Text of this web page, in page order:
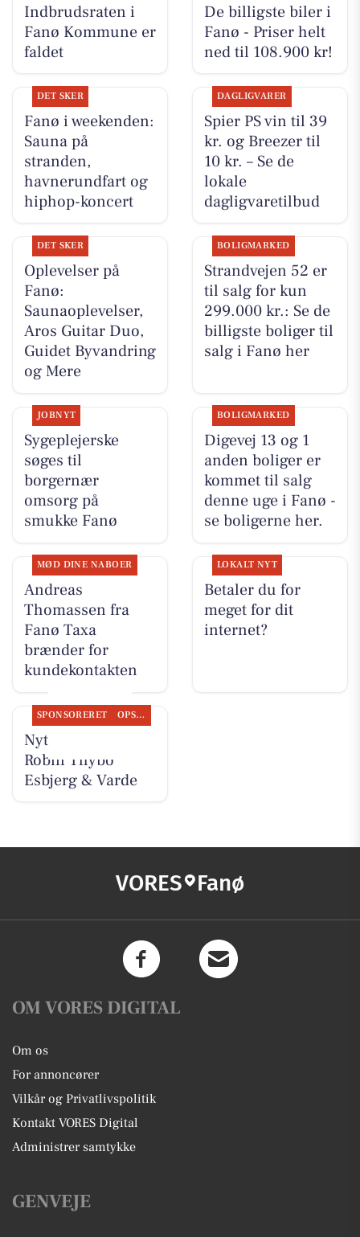
Indbrudsraten i
Fanø Kommune er
faldet
De billigste biler i
Fanø - Priser helt
ned til 108.900 kr!
DET SKER
Fanø i weekenden:
Sauna på
stranden,
havnerundfart og
hiphop-koncert
DAGLIGVARER
Spier PS vin til 39
kr. og Breezer til
10 kr. – Se de
lokale
dagligvaretilbud
DET SKER
Oplevelser på
Fanø:
Saunaoplevelser,
Aros Guitar Duo,
Guidet Byvandring
og Mere
BOLIGMARKED
Strandvejen 52 er
til salg for kun
299.000 kr.: Se de
billigste boliger til
salg i Fanø her
JOBNYT
Sygeplejerske
søges til
borgernær
omsorg på
smukke Fanø
BOLIGMARKED
Digevej 13 og 1
anden boliger er
kommet til salg
denne uge i Fanø -
se boligerne her.
MØD DINE NABOER
Andreas
Thomassen fra
Fanø Taxa
brænder for
kundekontakten
LOKALT NYT
Betaler du for
meget for dit
internet?
SPONSORERET OPSLAGSTAVLEN
Nyt fra ESTATE
Robin Thybo
Esbjerg & Varde
VORES Fanø
OM VORES DIGITAL
Om os
For annoncører
Vilkår og Privatlivspolitik
Kontakt VORES Digital
Administrer samtykke
GENVEJE